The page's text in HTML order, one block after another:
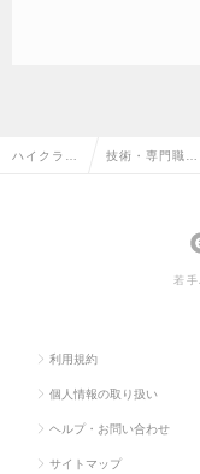
ハイクラス 技術・専門職系
若
利用規約
個人情報の取り扱い
ヘルプ・お問い合わせ
サイトマップ